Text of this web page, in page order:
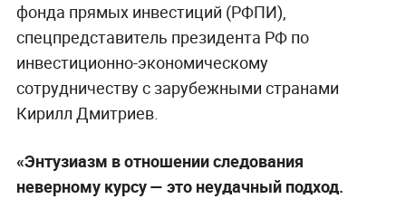
фонда прямых инвестиций (РФПИ),
спецпредставитель президента РФ по
инвестиционно-экономическому
сотрудничеству с зарубежными странами
Кирилл Дмитриев.
«Энтузиазм в отношении следования
неверному курсу — это неудачный подход.